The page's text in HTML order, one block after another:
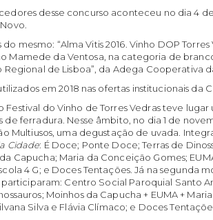
desse concurso aconteceu no dia 4
mesmo: “Alma Vitis 2016. Vinho DOP Torres
Mamede da Ventosa, na categoria de
Regional de Lisboa”, da Adega Cooperativa
em 2018 nas ofertas institucionais da
Festival do Vinho de Torres Vedras teve
de ferradura. Nesse âmbito, no dia 1 de
Multiusos, uma degustação de uvada.
Cidade: É Doce; Ponte Doce; Terras de
Capucha; Maria da Conceição Gomes;
4 G; e Doces Tentações. Já na segunda
participaram: Centro Social Paroquial Santo
Moinhos da Capucha + EUMA +
Silva e Flávia Clímaco; e Doces